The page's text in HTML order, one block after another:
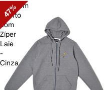
47%
Moletom
Aberto
com
Zíper
Laie
-
Cinza